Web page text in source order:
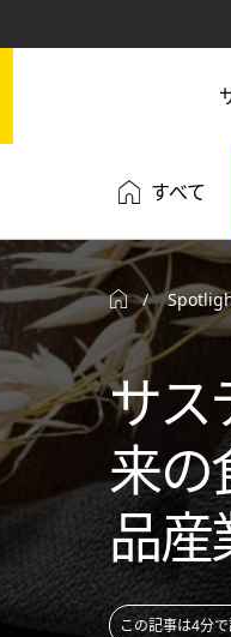
すべて
サス
来の
品産
この記事は4分